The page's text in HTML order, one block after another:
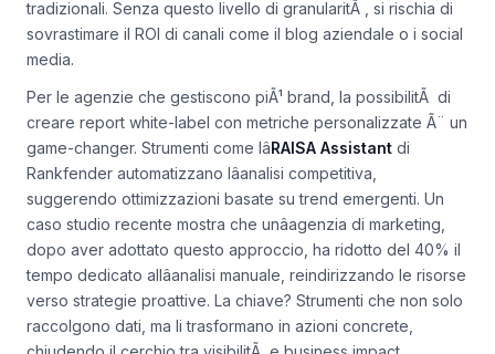
Rankfender ha scoperto che il 22% delle lead proveniva da
citazioni su sistemi IA, una metrica invisibile con gli strumenti
tradizionali. Senza questo livello di granularitÃ , si rischia di
sovrastimare il ROI di canali come il blog aziendale o i social
Per le agenzie che gestiscono piÃ¹ brand, la possibilitÃ di
creare report white-label con metriche personalizzate Ã¨ un
game-changer. Strumenti come lâRAISA Assistantdi
Rankfender automatizzano lâanalisi competitiva,
suggerendo ottimizzazioni basate su trend emergenti. Un
caso studio recente mostra che unâagenzia di marketing,
dopo aver adottato questo approccio, ha ridotto del 40% il
tempo dedicato allâanalisi manuale, reindirizzando le risorse